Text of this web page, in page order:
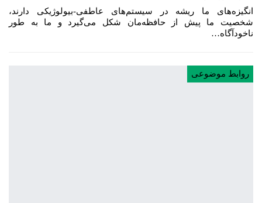
انگیزه‌های ما ریشه در سیستم‌های عاطفی-بیولوژیکی دارند،
شخصیت ما پیش از حافظه‌مان شکل می‌گیرد و ما به طور
ناخودآگاه…
روابط موضوعی